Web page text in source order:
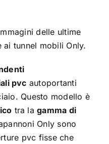
delle ultime
tunnel mobili Only.
pvc autoportanti
Questo modello è
tra lagamma di
Only sono
pvc fisse che